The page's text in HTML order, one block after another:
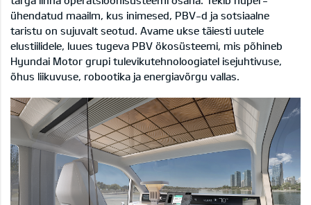
ühendatud maailm, kus inimesed, PBV-d ja sotsiaalne
taristu on sujuvalt seotud. Avame ukse täiesti uutele
elustiilidele, luues tugeva PBV ökosüsteemi, mis põhineb
Hyundai Motor grupi tulevikutehnoloogiatel isejuhtivuse,
õhus liikuvuse, robootika ja energiavõrgu vallas.